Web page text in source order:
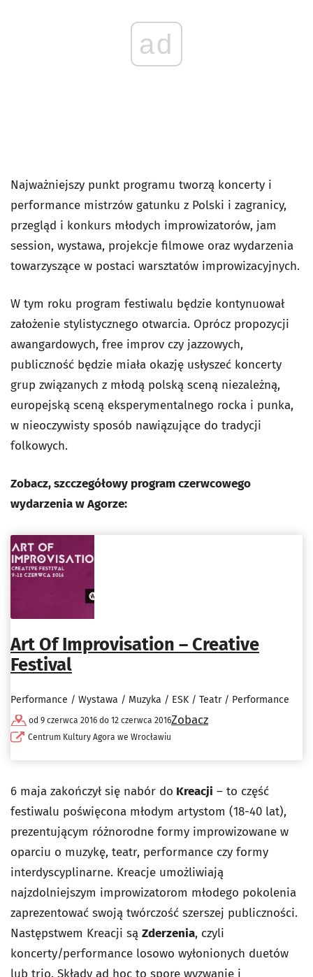
ad
Najważniejszy punkt programu tworzą koncerty i
performance mistrzów gatunku z Polski i zagranicy,
przegląd i konkurs młodych improwizatorów, jam
session, wystawa, projekcje filmowe oraz wydarzenia
towarzyszące w postaci warsztatów improwizacyjnych.
W tym roku program festiwalu będzie kontynuował
założenie stylistycznego otwarcia. Oprócz propozycji
awangardowych, free improv czy jazzowych,
publiczność będzie miała okazję usłyszeć koncerty
grup związanych z młodą polską sceną niezależną,
europejską sceną eksperymentalnego rocka i punka,
w nieoczywisty sposób nawiązujące do tradycji
folkowych.
Zobacz, szcczegółowy program czerwcowego
wydarzenia w Agorze:
Art Of Improvisation – Creative
Festival
Performance / Wystawa / Muzyka / ESK / Teatr / Performance
od 9 czerwca 2016 do 12 czerwca 2016
Centrum Kultury Agora we Wrocławiu
Zobacz
6 maja zakończył się nabór do Kreacji – to część
festiwalu poświęcona młodym artystom (18-40 lat),
prezentującym różnorodne formy improwizowane w
oparciu o muzykę, teatr, performance czy formy
interdyscyplinarne. Kreacje umożliwiają
najzdolniejszym improwizatorom młodego pokolenia
zaprezentować swoją twórczość szerszej publiczności.
Następstwem Kreacji są Zderzenia, czyli
koncerty/performance losowo wyłonionych duetów
lub trio. Składy ad hoc to spore wyzwanie i